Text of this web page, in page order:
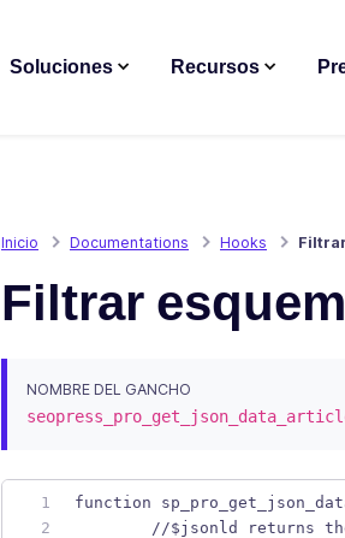
Soluciones Recursos
Inicio Documentations Hooks
Filtrar
NOMBRE DEL GANCHO
function
//$jsonld returns